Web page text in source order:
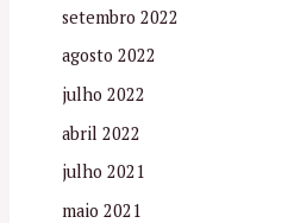
setembro 2022
agosto 2022
julho 2022
abril 2022
julho 2021
maio 2021